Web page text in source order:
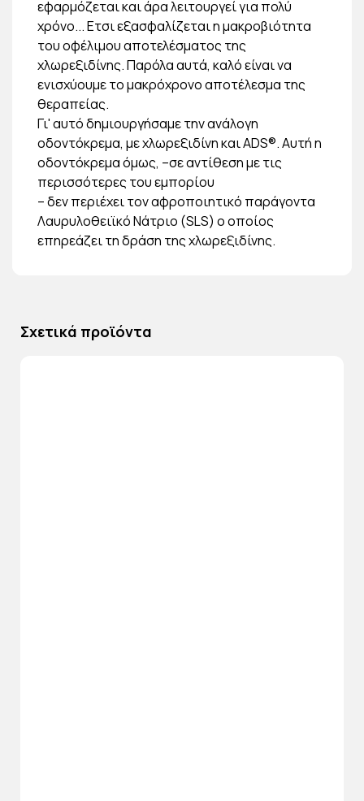
εφαρμόζεται και άρα λειτουργεί για πολύ
χρόνο... Ετσι εξασφαλίζεται η μακροβιότητα
του οφέλιμου αποτελέσματος της
χλωρεξιδίνης. Παρόλα αυτά, καλό είναι να
ενισχύουμε το μακρόχρονο αποτέλεσμα της
θεραπείας.
Γι' αυτό δημιουργήσαμε την ανάλογη
οδοντόκρεμα, με χλωρεξιδίνη και ADS®. Αυτή η
οδοντόκρεμα όμως, –σε αντίθεση με τις
περισσότερες του εμπορίου
– δεν περιέχει τον αφροποιητικό παράγοντα
Λαυρυλοθειϊκό Νάτριο (SLS) ο οποίος
επηρεάζει τη δράση της χλωρεξιδίνης.
Σχετικά προϊόντα